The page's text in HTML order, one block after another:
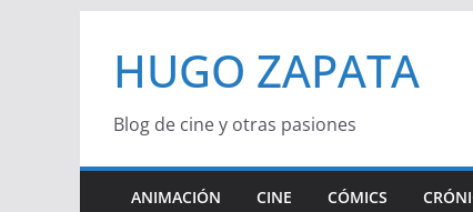
contenido
HUGO ZAPATA
Blog de cine y otras pasiones
ANIMACIÓN CINE CÓMICS